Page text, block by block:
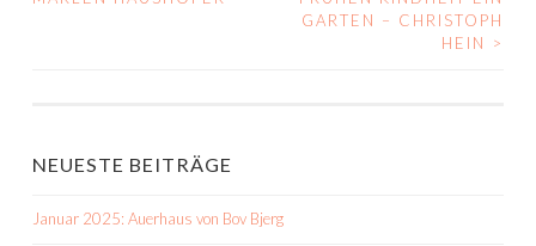
GARTEN – CHRISTOPH
HEIN
>
NEUESTE BEITRÄGE
Januar 2025: Auerhaus von Bov Bjerg